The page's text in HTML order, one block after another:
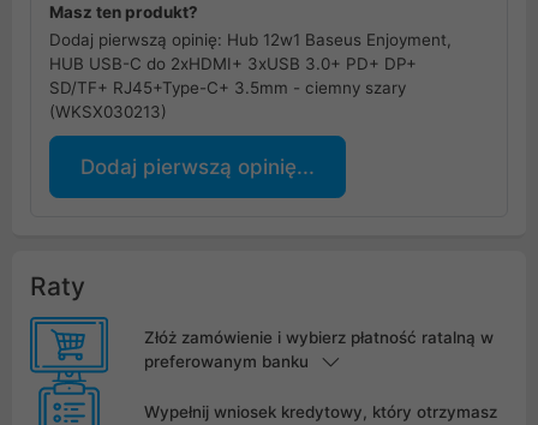
Masz ten produkt?
Dodaj pierwszą opinię: Hub 12w1 Baseus Enjoyment,
HUB USB-C do 2xHDMI+ 3xUSB 3.0+ PD+ DP+
SD/TF+ RJ45+Type-C+ 3.5mm - ciemny szary
(WKSX030213)
Dodaj pierwszą opinię...
Raty
Złóż zamówienie i wybierz płatność ratalną w
preferowanym banku
Wypełnij wniosek kredytowy, który otrzymasz